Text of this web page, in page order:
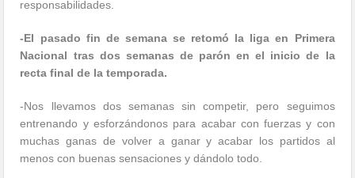
responsabilidades.
-El pasado fin de semana se retomó la liga en Primera
Nacional tras dos semanas de parón en el inicio de la
recta final de la temporada.
-Nos llevamos dos semanas sin competir, pero seguimos
entrenando y esforzándonos para acabar con fuerzas y con
muchas ganas de volver a ganar y acabar los partidos al
menos con buenas sensaciones y dándolo todo.